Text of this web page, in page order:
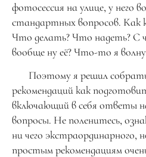
фотосессия на улице, у него
стандартных вопросов. Как
Что делать? Что надеть? С
вообще ну её? Что-то я
Поэтому я решил собрать
рекомендаций как
включающий в себя ответы
вопросы. Не поленитесь,
ни чего экстраординарного,
простым рекомендациям